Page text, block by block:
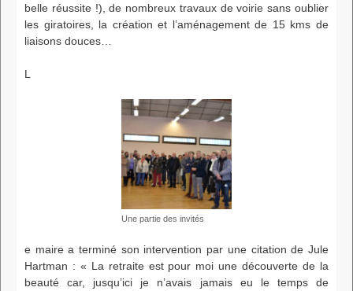
belle réussite !), de nombreux travaux de voirie sans oublier
les giratoires, la création et l’aménagement de 15 kms de
liaisons douces…
L
Une partie des invités
e maire a terminé son intervention par une citation de Jule
Hartman : « La retraite est pour moi une découverte de la
beauté car, jusqu’ici je n’avais jamais eu le temps de